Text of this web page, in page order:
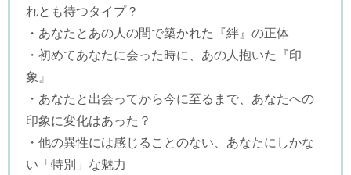
れとも待つタイプ？
・あなたとあの人の間で築かれた『絆』の正体
・初めてあなたに会った時に、あの人抱いた『印
象』
・あなたと出会ってから今に至るまで、あなたへの
印象に変化はあった？
・他の異性には感じることのない、あなたにしかな
い「特別」な魅力